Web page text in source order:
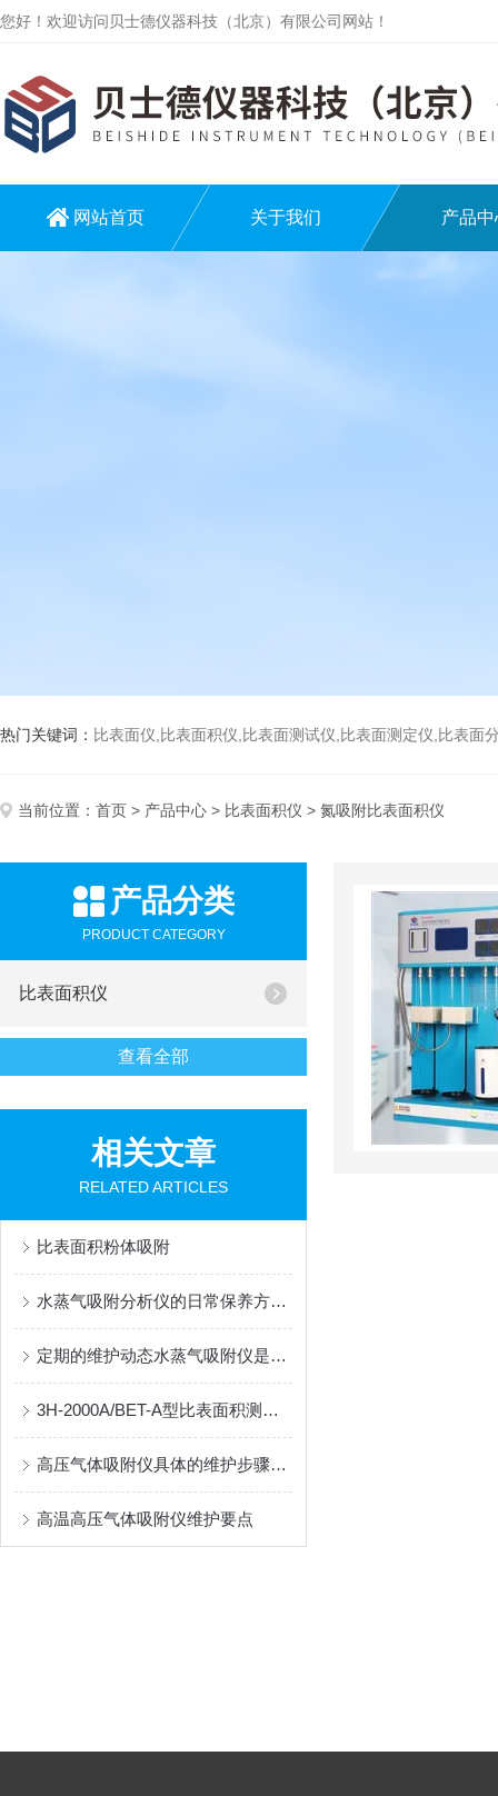
您好！欢迎访问贝士德仪器科技（北京）有限公司网站！
网站首页 关于我们 产品中
热门关键词： 比表面仪,比表面积仪,比表面测试仪,比表面测定仪,比表面分析仪,比表
当前位置： 首页 > 产品中心 > 比表面积仪 > 氮吸附比表面积仪
产品分类
PRODUCT CATEGORY
比表面积仪
查看全部
相关文章
RELATED ARTICLES
比表面积粉体吸附
水蒸气吸附分析仪的日常保养方法和注意事项
定期的维护动态水蒸气吸附仪是保持长期运行的关键
3H-2000A/BET-A型比表面积测试仪优势特征详解
高压气体吸附仪具体的维护步骤如下
高温高压气体吸附仪维护要点